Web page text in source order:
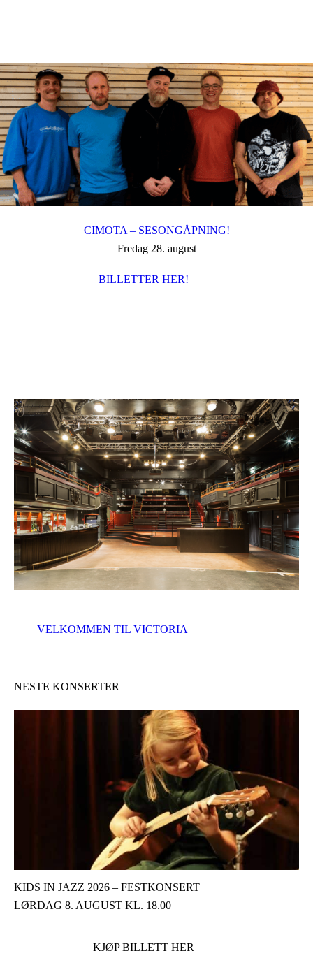
CIMOTA – SESONGÅPNING!
Fredag 28. august
BILLETTER HER!
VELKOMMEN TIL VICTORIA
NESTE KONSERTER
KIDS IN JAZZ 2026 – FESTKONSERT
LØRDAG 8. AUGUST KL. 18.00
KJØP BILLETT HER